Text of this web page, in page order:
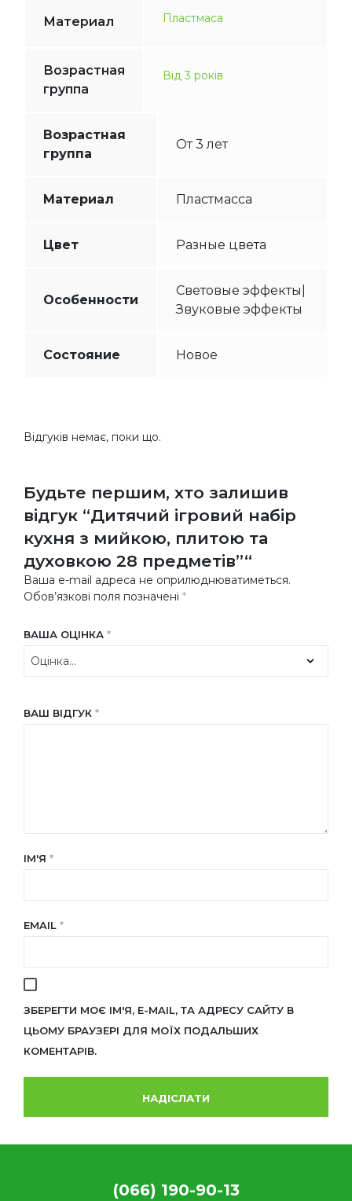
Материал Пластмаса
Возрастная
группа
Від 3 років
Возрастная
группа
От 3 лет
Материал Пластмасса
Цвет Разные цвета
Особенности
Световые эффекты|
Звуковые эффекты
Состояние Новое
Відгуків немає, поки що.
Будьте першим, хто залишив
відгук “Дитячий ігровий набір
кухня з мийкою, плитою та
духовкою 28 предметів”“
Ваша e-mail адреса не оприлюднюватиметься.
Обов’язкові поля позначені *
ВАША ОЦІНКА *
ВАШ ВІДГУК *
ІМ'Я *
EMAIL *
ЗБЕРЕГТИ МОЄ ІМ'Я, E-MAIL, ТА АДРЕСУ САЙТУ В
ЦЬОМУ БРАУЗЕРІ ДЛЯ МОЇХ ПОДАЛЬШИХ
КОМЕНТАРІВ.
(066) 190-90-13